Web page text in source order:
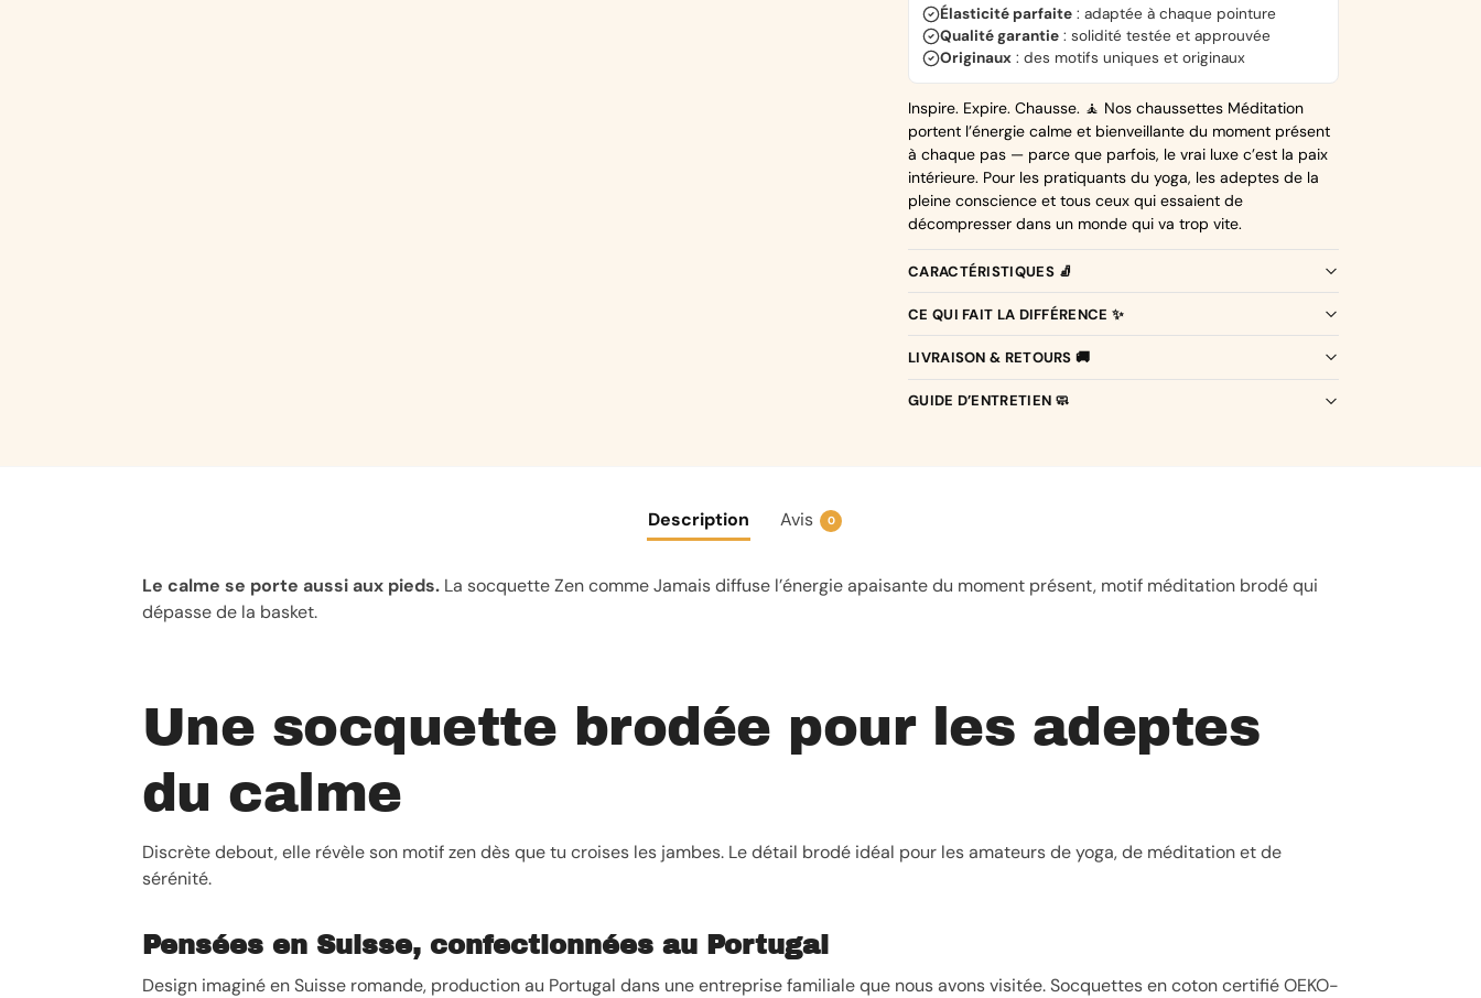
Élasticité parfaite : adaptée à chaque pointure
Qualité garantie : solidité testée et approuvée
Originaux : des motifs uniques et originaux
Inspire. Expire. Chausse. 🧘 Nos chaussettes Méditation
portent l’énergie calme et bienveillante du moment présent
à chaque pas — parce que parfois, le vrai luxe c’est la paix
intérieure. Pour les pratiquants du yoga, les adeptes de la
pleine conscience et tous ceux qui essaient de
décompresser dans un monde qui va trop vite.
CARACTÉRISTIQUES 🧦
CE QUI FAIT LA DIFFÉRENCE ✨
LIVRAISON & RETOURS 🚚
GUIDE D’ENTRETIEN 🧼
Description Avis 0
Le calme se porte aussi aux pieds.La socquette Zen comme Jamais diffuse l’énergie apaisante du moment présent, motif méditation brodé qui
dépasse de la basket.
Une socquette brodée pour les adeptes
du calme
Discrète debout, elle révèle son motif zen dès que tu croises les jambes. Le détail brodé idéal pour les amateurs de yoga, de méditation et de
sérénité.
Pensées en Suisse, confectionnées au Portugal
Design imaginé en Suisse romande, production au Portugal dans une entreprise familiale que nous avons visitée. Socquettes en coton certifié OEKO-